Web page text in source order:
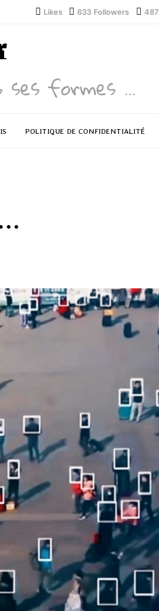
Likes 633 Followers 487
ses formes ...
POLITIQUE DE CONFIDENTIALITÉ